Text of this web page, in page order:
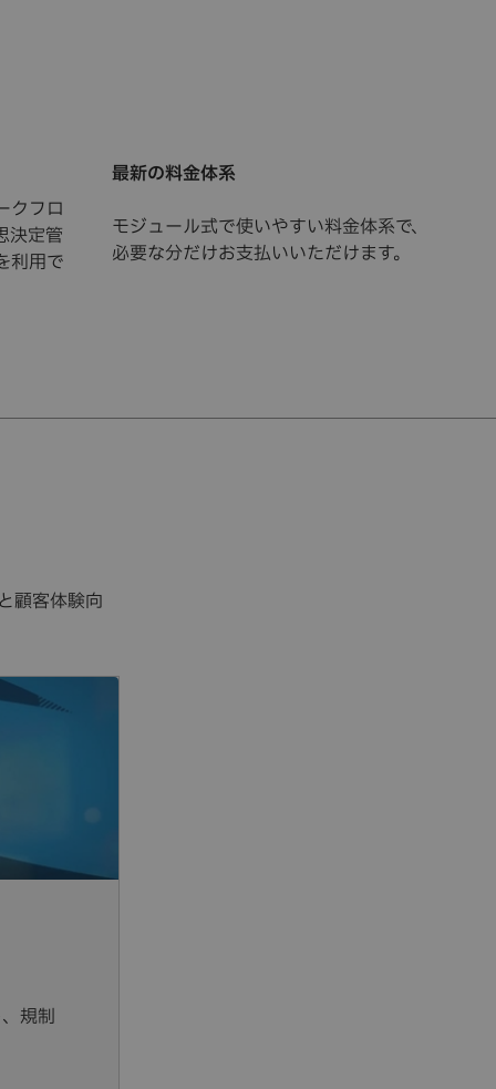
クフロ
決定管
利用で
最新の料金体系
モジュール式で使いやすい料金体系で、
必要な分だけお支払いいただけます。
顧客体験向
規制